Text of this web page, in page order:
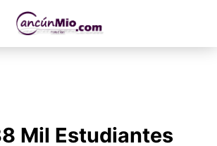
Mil Estudiantes